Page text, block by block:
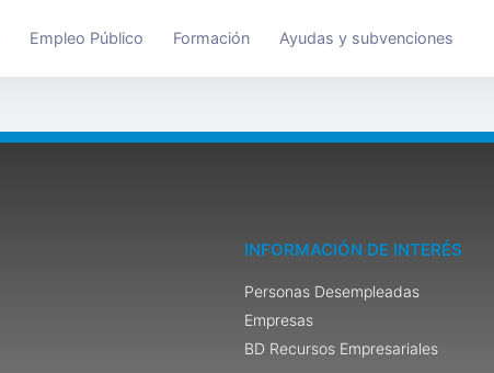
Empleo Público Formación Ayudas y subvenciones
INFORMACIÓN DE INTERÉS
Personas Desempleadas
Empresas
BD Recursos Empresariales